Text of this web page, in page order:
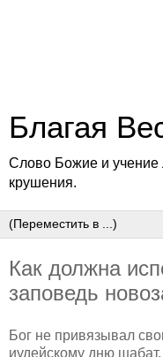
Благая
Слово Божие и учение
крушения.
Как должна
заповедь
Бог не привязывал
иудейскому дню